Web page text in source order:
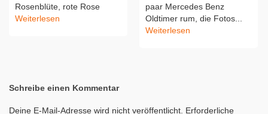
Rosenblüte, rote Rose
Weiterlesen
paar Mercedes Benz
Oldtimer rum, die Fotos...
Weiterlesen
Schreibe einen Kommentar
Deine E-Mail-Adresse wird nicht veröffentlicht. Erforderliche